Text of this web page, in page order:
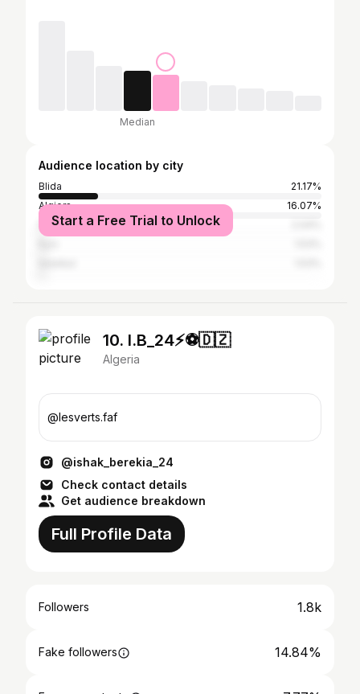
Median
Audience location by city
Blida
21.17%
Algiers
16.07%
Paris
Start a Free Trial to Unlock
10. I.B_24⚡️⚽️🇩🇿
Algeria
@lesverts.faf
@ishak_berekia_24
Check contact details
Get audience breakdown
Full Profile Data
Followers 1.8k
Fake followers 14.84%